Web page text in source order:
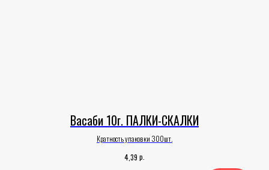
Васаби 10г. ПАЛКИ-СКАЛКИ
Кратность упаковки 300шт.
4,39 р.